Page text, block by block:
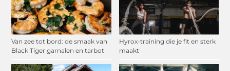
Van zee tot bord: de smaak van
Black Tiger garnalen en tarbot
Hyrox-training die je fit en sterk
maakt